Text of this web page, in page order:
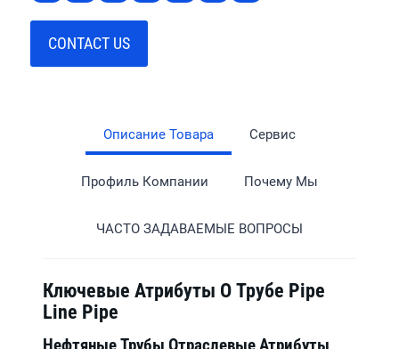
CONTACT US
Описание Товара Сервис
Профиль Компании Почему Мы
ЧАСТО ЗАДАВАЕМЫЕ ВОПРОСЫ
Ключевые Атрибуты О Трубе Pipe
Line Pipe